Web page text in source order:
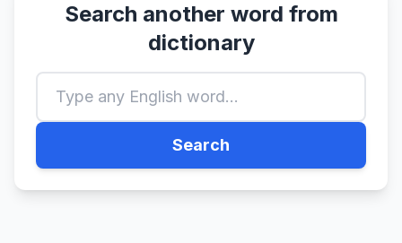
Search another word from
dictionary
Search